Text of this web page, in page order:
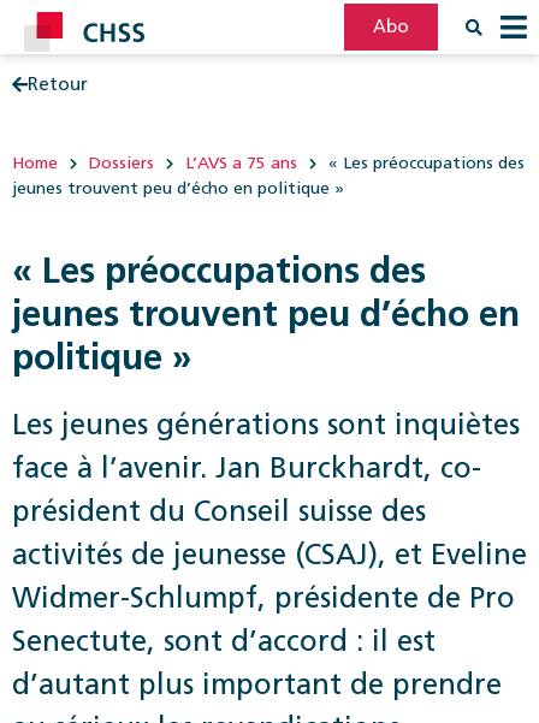
Abo
Retour
Home Dossiers L’AVS a 75 ans
« Les préoccupations des
jeunes trouvent peu d’écho en politique »
« Les préoccupations des
jeunes trouvent peu d’écho en
politique »
Les jeunes générations sont inquiètes
face à l’avenir. Jan Burckhardt, co-
président du Conseil suisse des
activités de jeunesse (CSAJ), et Eveline
Widmer-Schlumpf, présidente de Pro
Senectute, sont d’accord : il est
d’autant plus important de prendre